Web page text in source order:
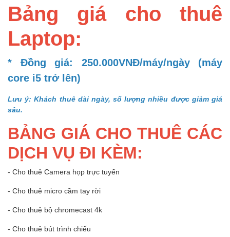
Bảng giá cho thuê
Laptop:
* Đồng giá: 250.000VNĐ/máy/ngày (máy
core i5 trở lên)
Lưu ý: Khách thuê dài ngày, số lượng nhiều được giảm giá
sâu.
BẢNG GIÁ CHO THUÊ CÁC
DỊCH VỤ ĐI KÈM:
- Cho thuê Camera họp trực tuyến
- Cho thuê micro cầm tay rời
- Cho thuê bộ chromecast 4k
- Cho thuê bút trình chiếu